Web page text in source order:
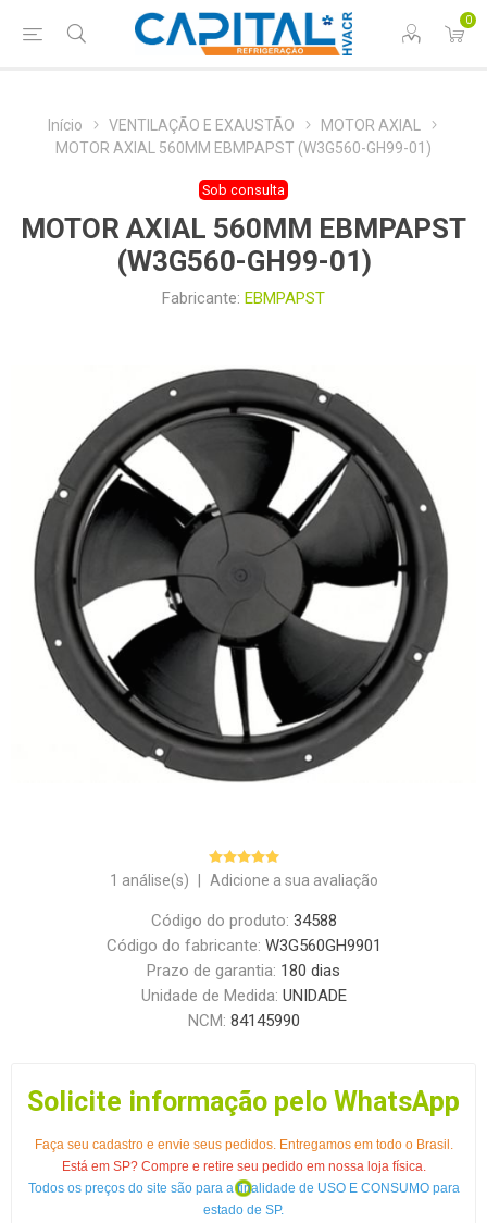
0
Início VENTILAÇÃO E EXAUSTÃO
MOTOR AXIAL
MOTOR AXIAL 560MM EBMPAPST (W3G560-GH99-01)
Sob consulta
MOTOR AXIAL 560MM EBMPAPST
(W3G560-GH99-01)
Fabricante: EBMPAPST
1 análise(s) Adicione a sua avaliação
Código do produto: 34588
Código do fabricante: W3G560GH9901
Prazo de garantia: 180 dias
Unidade de Medida: UNIDADE
NCM: 84145990
Solicite informação pelo WhatsApp
Faça seu cadastro e envie seus pedidos. Entregamos em todo o Brasil.
Está em SP? Compre e retire seu pedido em nossa loja física.
Todos os preços do site são para a finalidade de USO E CONSUMO para
estado de SP.